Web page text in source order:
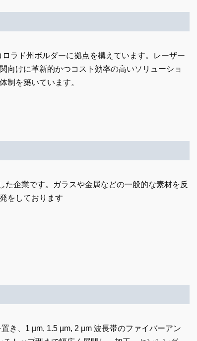
ラド州ボルダーに拠点を構えています。レーザー
向けに革新的かつコスト効率の高いソリューショ
制を築いています。
企業です。ガラスや金属などの一般的な素材を反
をしております
き、1 µm, 1.5 µm, 2 µm 波長帯のファイバーアン